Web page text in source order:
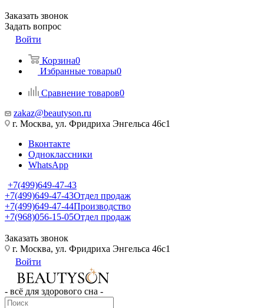
Заказать звонок
Задать вопрос
Войти
Корзина0
Избранные товары0
Сравнение товаров0
zakaz@beautyson.ru
г. Москва, ул. Фридриха Энгельса 46с1
Вконтакте
Одноклассники
WhatsApp
+7(499)649-47-43
+7(499)649-47-43Отдел продаж
+7(499)649-47-44Производство
+7(968)056-15-05Отдел продаж
Заказать звонок
г. Москва, ул. Фридриха Энгельса 46с1
Войти
- всё для здорового сна -